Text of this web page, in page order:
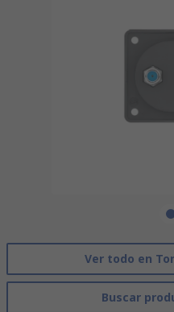
Ver todo en
Buscar